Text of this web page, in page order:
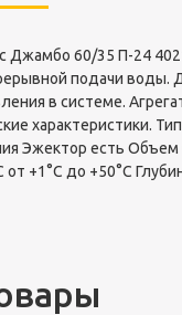
Джамбо 60/35 П-24
подачи воды.
в системе.
Эжектор есть
+1°С до +50°С